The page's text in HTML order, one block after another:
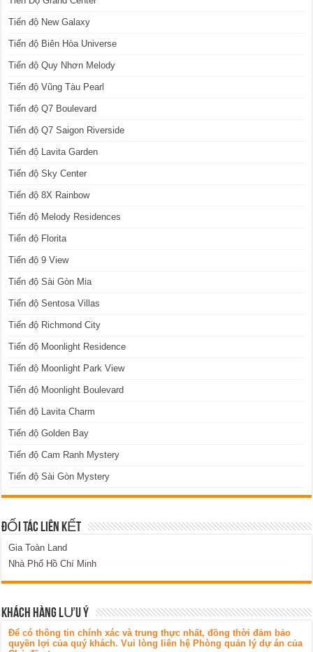
Tiến độ New Galaxy
Tiến độ Biên Hòa Universe
Tiến độ Quy Nhơn Melody
Tiến độ Vũng Tàu Pearl
Tiến độ Q7 Boulevard
Tiến độ Q7 Saigon Riverside
Tiến độ Lavita Garden
Tiến độ Sky Center
Tiến độ 8X Rainbow
Tiến độ Melody Residences
Tiến độ Florita
Tiến độ 9 View
Tiến độ Sài Gòn Mia
Tiến độ Sentosa Villas
Tiến độ Richmond City
Tiến độ Moonlight Residence
Tiến độ Moonlight Park View
Tiến độ Moonlight Boulevard
Tiến độ Lavita Charm
Tiến độ Golden Bay
Tiến độ Cam Ranh Mystery
Tiến độ Sài Gòn Mystery
ĐỐI TÁC LIÊN KẾT
Gia Toàn Land
Nhà Phố Hồ Chí Minh
KHÁCH HÀNG LƯU Ý
Để có thông tin chính xác và trung thực nhất, đồng thời đảm bảo
quyền lợi của quý khách. Vui lòng liên hệ Phòng quản lý dự án của